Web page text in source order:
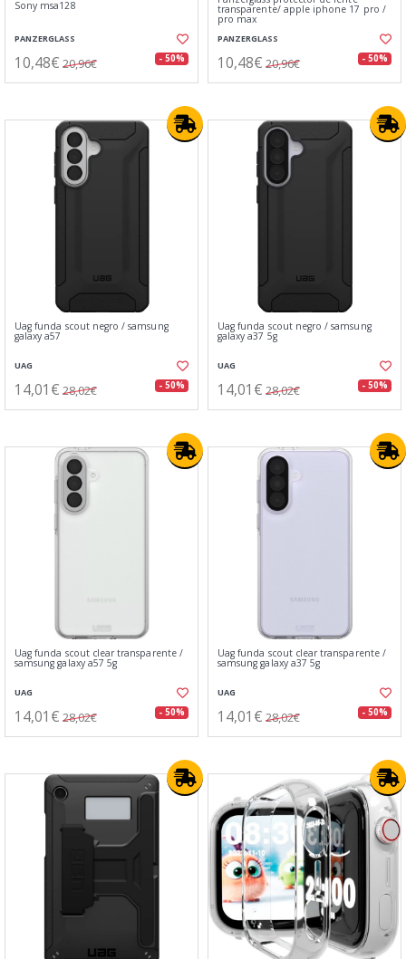
Sony msa128
PANZERGLASS
10,48€ 20,96€ - 50%
transparente/ apple iphone 17 pro /
pro max
PANZERGLASS
10,48€ 20,96€ - 50%
Uag funda scout negro / samsung
galaxy a57
UAG
14,01€ 28,02€ - 50%
Uag funda scout negro / samsung
galaxy a37 5g
UAG
14,01€ 28,02€ - 50%
Uag funda scout clear transparente /
samsung galaxy a57 5g
UAG
14,01€ 28,02€ - 50%
Uag funda scout clear transparente /
samsung galaxy a37 5g
UAG
14,01€ 28,02€ - 50%